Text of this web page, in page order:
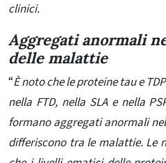
clinici.
Aggregati anormali
delle malattie
“È noto che le proteine ​​tau e
nella FTD, nella SLA e nella
formano aggregati anormali
differiscono tra le malattie. Le